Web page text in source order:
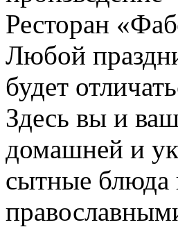
Ресторан
Любой
будет
Здесь вы и
домашней и
сытные блюда